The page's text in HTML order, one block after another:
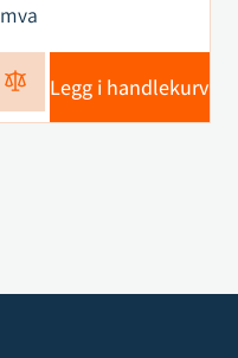
mva
Legg i handlekurv